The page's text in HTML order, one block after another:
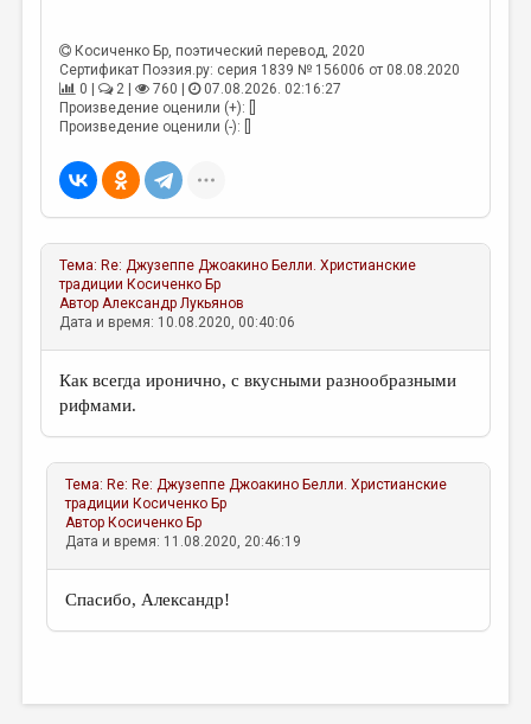
Косиченко Бр, поэтический перевод, 2020
Сертификат Поэзия.ру: серия 1839 № 156006 от 08.08.2020
0 |
2 | 760 |
07.08.2026. 02:16:27
Произведение оценили (+): []
Произведение оценили (-): []
Тема: Re: Джузеппе Джоакино Белли. Христианские
традиции Косиченко Бр
АвторАлександр Лукьянов
Дата и время: 10.08.2020, 00:40:06
Как всегда иронично, с вкусными разнообразными
рифмами.
Тема: Re: Re: Джузеппе Джоакино Белли. Христианские
традиции Косиченко Бр
Автор Косиченко Бр
Дата и время: 11.08.2020, 20:46:19
Спасибо, Александр!